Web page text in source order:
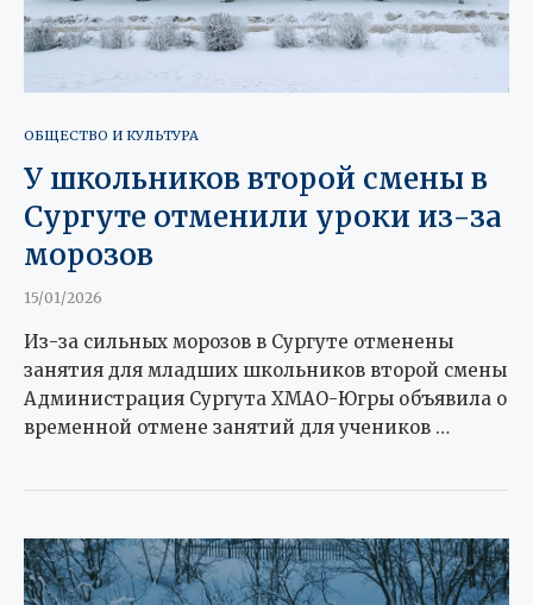
ОБЩЕСТВО И КУЛЬТУРА
У школьников второй смены в
Сургуте отменили уроки из-за
морозов
15/01/2026
Из-за сильных морозов в Сургуте отменены
занятия для младших школьников второй смены
Администрация Сургута ХМАО-Югры объявила о
временной отмене занятий для учеников …